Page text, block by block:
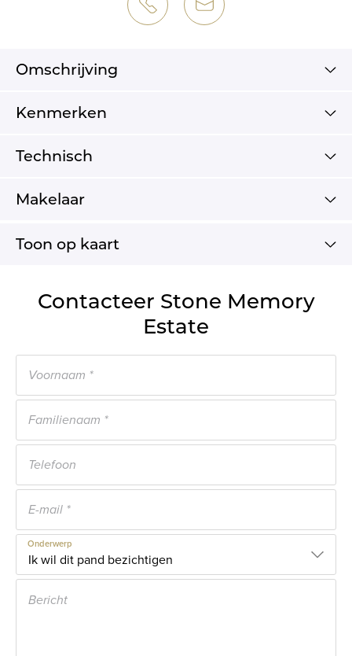
Omschrijving
Kenmerken
Technisch
Makelaar
Toon op kaart
Contacteer Stone Memory
Estate
Onderwerp